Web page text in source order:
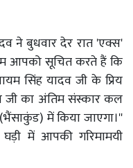
ने बुधवार देर रात 'एक्स'
आपको सूचित करते हैं कि
सिंह यादव जी के प्रिय
जी का अंतिम संस्कार कल
में किया जाएगा।''
में आपकी गरिमामयी